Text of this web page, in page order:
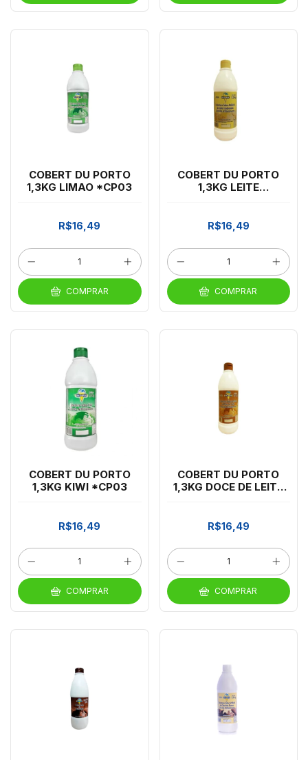
COBERT DU PORTO
1,3KG LIMAO *CP03
R$16,49
COMPRAR
COBERT DU PORTO
1,3KG LEITE
R$16,49
COMPRAR
COBERT DU PORTO
1,3KG KIWI *CP03
R$16,49
COMPRAR
COBERT DU PORTO
1,3KG DOCE DE LEITE
R$16,49
COMPRAR